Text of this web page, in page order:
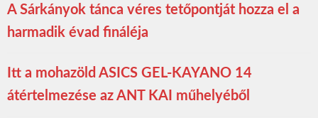
A Sárkányok tánca véres tetőpontját hozza el a
harmadik évad fináléja
Itt a mohazöld ASICS GEL-KAYANO 14
átértelmezése az ANT KAI műhelyéből